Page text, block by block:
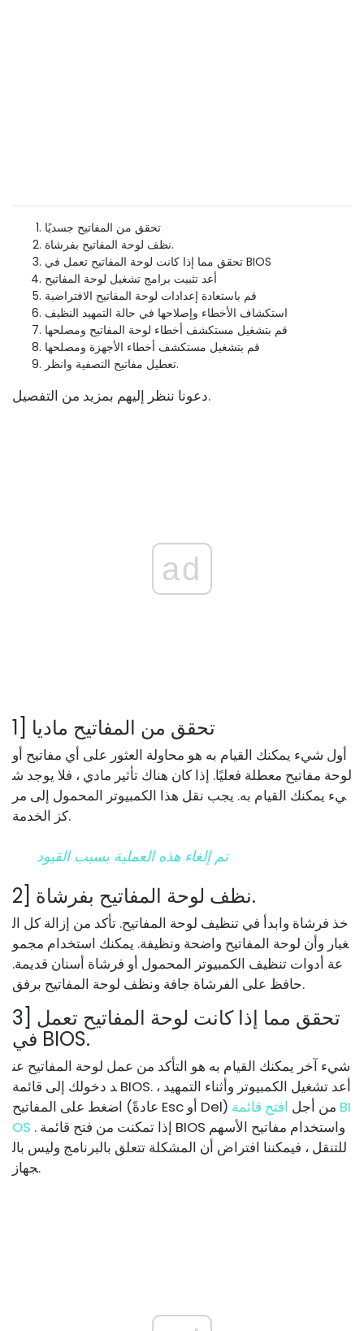
تحقق من المفاتيح جسديًا
نظف لوحة المفاتيح بفرشاة.
تحقق مما إذا كانت لوحة المفاتيح تعمل في BIOS
أعد تثبيت برامج تشغيل لوحة المفاتيح
قم باستعادة إعدادات لوحة المفاتيح الافتراضية
استكشاف الأخطاء وإصلاحها في حالة التمهيد النظيف
قم بتشغيل مستكشف أخطاء لوحة المفاتيح ومصلحها
قم بتشغيل مستكشف أخطاء الأجهزة ومصلحها
تعطيل مفاتيح التصفية وانظر.
دعونا ننظر إليهم بمزيد من التفصيل.
ad
1] تحقق من المفاتيح ماديا
أول شيء يمكنك القيام به هو محاولة العثور على أي مفاتيح أو
لوحة مفاتيح معطلة فعليًا. إذا كان هناك تأثير مادي ، فلا يوجد ش
يء يمكنك القيام به. يجب نقل هذا الكمبيوتر المحمول إلى مر
كز الخدمة.
تم إلغاء هذه العملية بسبب القيود
2] نظف لوحة المفاتيح بفرشاة.
خذ فرشاة وابدأ في تنظيف لوحة المفاتيح. تأكد من إزالة كل ال
غبار وأن لوحة المفاتيح واضحة ونظيفة. يمكنك استخدام مجمو
عة أدوات تنظيف الكمبيوتر المحمول أو فرشاة أسنان قديمة.
حافظ على الفرشاة جافة ونظف لوحة المفاتيح برفق.
3] تحقق مما إذا كانت لوحة المفاتيح تعمل
في BIOS.
شيء آخر يمكنك القيام به هو التأكد من عمل لوحة المفاتيح عن
د دخولك إلى قائمة BIOS. أعد تشغيل الكمبيوتر وأثناء التمهيد ،
اضغط على المفاتيح (عادةً Esc أو Del) من أجل افتح قائمة BI
OS . إذا تمكنت من فتح قائمة BIOS واستخدام مفاتيح الأسهم
للتنقل ، فيمكننا افتراض أن المشكلة تتعلق بالبرنامج وليس بال
جهاز.